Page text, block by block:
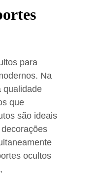
para
Na
qualidade
que
são ideais
ocultos